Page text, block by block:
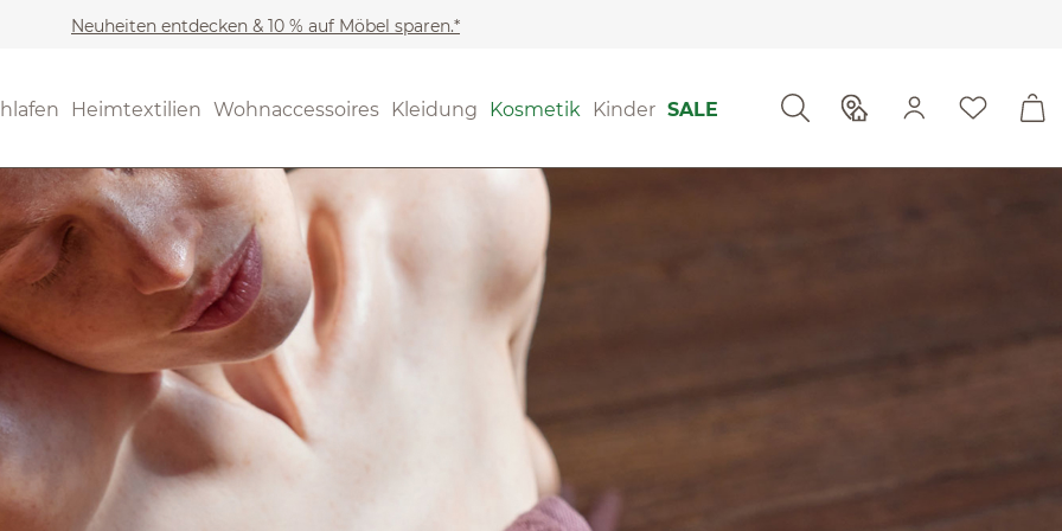
Neuheiten entdecken & 10 % auf Möbel sparen.*
Heimtextilien Wohnaccessoires Kleidung Kosmetik Kinder SALE